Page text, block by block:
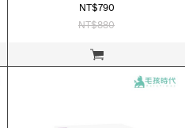
立即購買
NT$790
NT$880